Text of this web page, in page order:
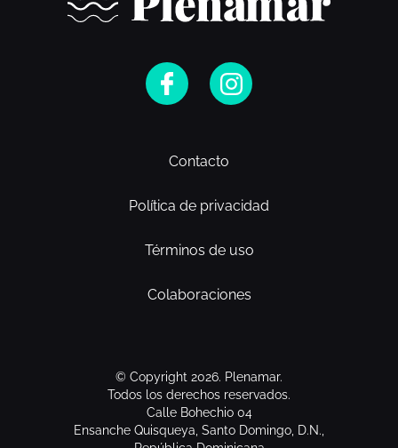
Contacto
Política de privacidad
Términos de uso
Colaboraciones
© Copyright 2026. Plenamar.
Todos los derechos reservados.
Calle Bohechio 04
Ensanche Quisqueya, Santo Domingo, D.N.,